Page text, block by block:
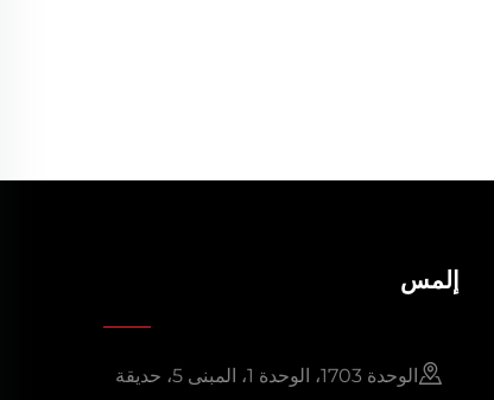
إلمس
الوحدة 1703، الوحدة 1، المبنى 5، حديقة